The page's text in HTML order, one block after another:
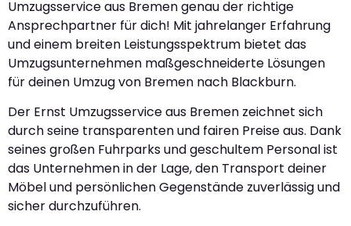
Umzugsservice aus Bremen genau der richtige
Ansprechpartner für dich! Mit jahrelanger Erfahrung
und einem breiten Leistungsspektrum bietet das
Umzugsunternehmen maßgeschneiderte Lösungen
für deinen Umzug von Bremen nach Blackburn.
Der Ernst Umzugsservice aus Bremen zeichnet sich
durch seine transparenten und fairen Preise aus. Dank
seines großen Fuhrparks und geschultem Personal ist
das Unternehmen in der Lage, den Transport deiner
Möbel und persönlichen Gegenstände zuverlässig und
sicher durchzuführen.